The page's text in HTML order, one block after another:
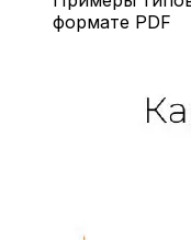
формате PDF